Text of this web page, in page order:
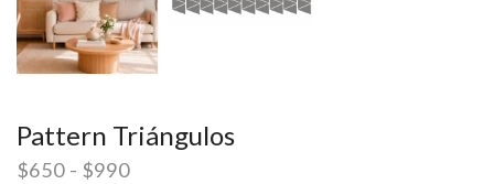
Pattern Triángulos
$650 - $990